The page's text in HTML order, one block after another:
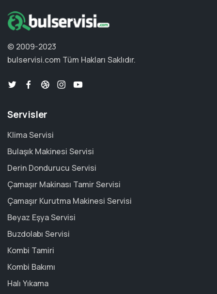
© 2009-2023
bulservisi.com Tüm Hakları Saklıdır.
Servisler
Klima Servisi
Bulaşık Makinesi Servisi
Derin Dondurucu Servisi
Çamaşır Makinası Tamir Servisi
Çamaşır Kurutma Makinesi Servisi
Beyaz Eşya Servisi
Buzdolabı Servisi
Kombi Tamiri
Kombi Bakımı
Halı Yıkama